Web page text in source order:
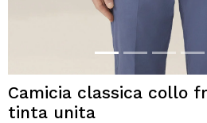
Camicia classica collo
tinta unita